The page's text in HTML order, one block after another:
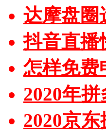
达摩盘圈
抖音直播
怎样免费
2020年
2020京